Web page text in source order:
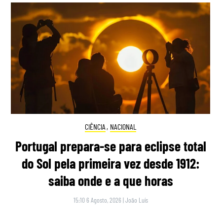
CIÊNCIA , NACIONAL
Portugal prepara-se para eclipse total
do Sol pela primeira vez desde 1912:
saiba onde e a que horas
15:10 6 Agosto, 2026 |João Luís